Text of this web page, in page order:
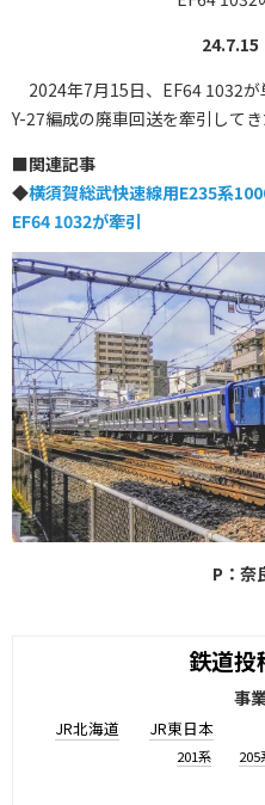
24.7.15
2024年7月15日、EF64 1032
Y-27編成の廃車回送を牽引して
■関連記事
◆横須賀総武快速線用E235系
EF64 1032が牽引
P：奈
鉄道投
事
JR北海道 JR東日本
201系 205